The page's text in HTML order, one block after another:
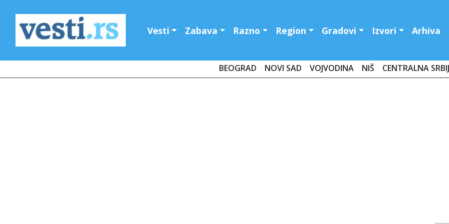
Vesti Zabava Razno Region Gradovi Izvori Arhiva
BEOGRAD NOVI SAD VOJVODINA NIŠ CENTRALNA